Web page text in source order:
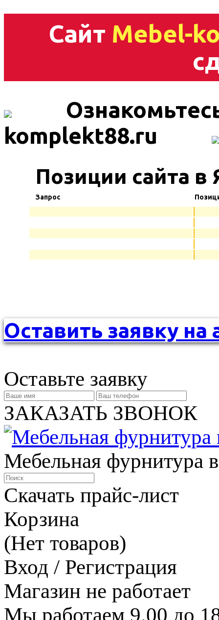
Сайт Mebel-
komplekt88.ru
Позиции сайта в
Запрос
Оставить заявку на
Оставьте заявку
ЗАКАЗАТЬ ЗВОНОК
Мебельная фурнитура
Скачать прайс-лист
Корзина
(Нет товаров)
Вход / Регистрация
Магазин не работает
Мы работаем 9.00 до